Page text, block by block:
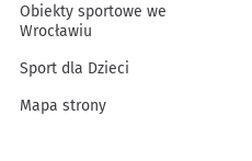
Obiekty sportowe we
Wrocławiu
Sport dla Dzieci
Mapa strony